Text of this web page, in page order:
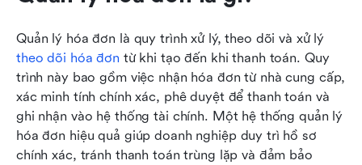
theo dõi hóa đơn từ khi tạo đến khi thanh toán. Quy
trình này bao gồm việc nhận hóa đơn từ nhà cung cấp,
xác minh tính chính xác, phê duyệt để thanh toán và
ghi nhận vào hệ thống tài chính. Một hệ thống quản lý
hóa đơn hiệu quả giúp doanh nghiệp duy trì hồ sơ
chính xác, tránh thanh toán trùng lặp và đảm bảo